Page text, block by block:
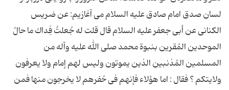
لسان صدق امام صادق علیه السلام می آغازیم: عن ضریس
الكنانی عن أبی جعفر علیه السلام قال قلت له جُعلتُ فِداك ما حالُ
الموحدین المُقرین بنبوة محمد صلى الله علیه وآله من
المسلمین المُذنبین الذین یموتون ولیس لهم إمام ولا یعرفون
ولایتكم ؟ فقال : اما هؤلاء فإنهم فی حُفرهم لا یخرجون منها فمن